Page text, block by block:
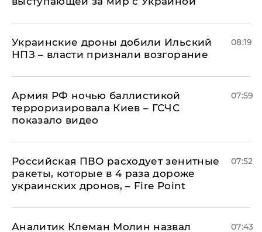
Украинские дроны добили Ильский
НПЗ – власти признали возгорание
08:19
Армия РФ ночью баллистикой
терроризировала Киев – ГСЧС
показало видео
07:59
Российская ПВО расходует зенитные
ракеты, которые в 4 раза дороже
украинских дронов, – Fire Point
07:52
Аналитик Клеман Молин назвал 07:43